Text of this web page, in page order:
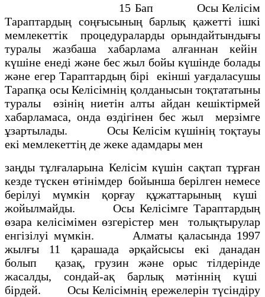
15 Бап Осы Келісім
Тараптардың соңғысының барлық қажетті ішкі
мемлекеттік процедураларды орындайтындығы
туралы жазбаша хабарлама алғаннан кейін
күшіне енеді және бес жыл бойы күшінде болады
және егер Тараптардың бірі екінші уағдаласушы
Тарапқа осы Келісімнің қолданысын тоқтататыны
туралы өзінің ниетін алты айдан кешіктірмей
хабарламаса, онда өздігінен бес жыл мерзімге
ұзартылады. Осы Келісім күшінің тоқтауы
екі мемлекеттің де жеке адамдары мен
заңды тұлғаларына Келісім күшін сақтап тұрған
кезде түскен өтінімдер бойынша берілген немесе
берілуі мүмкін қорғау құжаттарының күші
жойылмайды. Осы Келісімге Тараптардың
өзара келісімімен өзгерістер мен толықтырулар
енгізілуі мүмкін. Алматы қаласында 1997
жылғы 11 қарашада әрқайсысы екі данадан
болып қазақ, грузин және орыс тілдерінде
жасалды, сондай-ақ барлық мәтіннің күші
бірдей. Осы Келісімнің ережелерін түсіндіру